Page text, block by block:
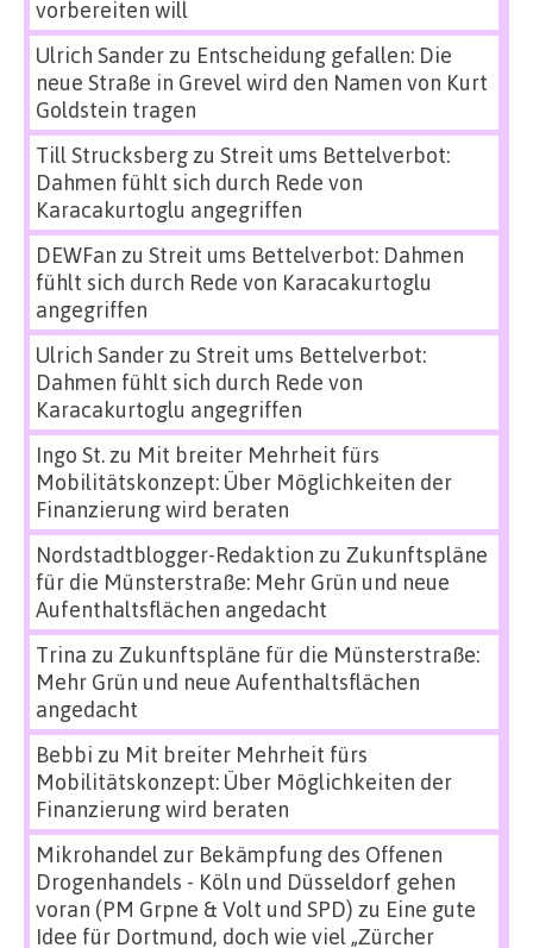
vorbereiten will
Ulrich Sanderzu Entscheidung gefallen: Die
neue Straße in Grevel wird den Namen von Kurt
Goldstein tragen
Till Strucksbergzu Streit ums Bettelverbot:
Dahmen fühlt sich durch Rede von
Karacakurtoglu angegriffen
DEWFan zu Streit ums Bettelverbot: Dahmen
fühlt sich durch Rede von Karacakurtoglu
angegriffen
Ulrich Sanderzu Streit ums Bettelverbot:
Dahmen fühlt sich durch Rede von
Karacakurtoglu angegriffen
Ingo St.zu Mit breiter Mehrheit fürs
Mobilitätskonzept: Über Möglichkeiten der
Finanzierung wird beraten
Nordstadtblogger-Redaktion zu Zukunftspläne
für die Münsterstraße: Mehr Grün und neue
Aufenthaltsflächen angedacht
Trina zu Zukunftspläne für die Münsterstraße:
Mehr Grün und neue Aufenthaltsflächen
angedacht
Bebbi zu Mit breiter Mehrheit fürs
Mobilitätskonzept: Über Möglichkeiten der
Finanzierung wird beraten
Mikrohandel zur Bekämpfung des Offenen
Drogenhandels - Köln und Düsseldorf gehen
voran (PM Grpne & Volt und SPD) zu Eine gute
Idee für Dortmund, doch wie viel „Zürcher